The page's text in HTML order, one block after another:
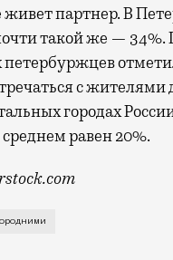
партнер. В
такой же — 34%.
с жителями
городах
среднем равен 20%.
пытаться